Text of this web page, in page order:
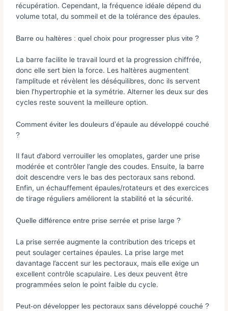
récupération. Cependant, la fréquence idéale dépend du
volume total, du sommeil et de la tolérance des épaules.
Barre ou haltères : quel choix pour progresser plus vite ?
La barre facilite le travail lourd et la progression chiffrée,
donc elle sert bien la force. Les haltères augmentent
l’amplitude et révèlent les déséquilibres, donc ils servent
bien l’hypertrophie et la symétrie. Alterner les deux sur des
cycles reste souvent la meilleure option.
Comment éviter les douleurs d’épaule au développé couché
?
Il faut d’abord verrouiller les omoplates, garder une prise
modérée et contrôler l’angle des coudes. Ensuite, la barre
doit descendre vers le bas des pectoraux sans rebond.
Enfin, un échauffement épaules/rotateurs et des exercices
de tirage réguliers améliorent la stabilité et la sécurité.
Quelle différence entre prise serrée et prise large ?
La prise serrée augmente la contribution des triceps et
peut soulager certaines épaules. La prise large met
davantage l’accent sur les pectoraux, mais elle exige un
excellent contrôle scapulaire. Les deux peuvent être
programmées selon le point faible du cycle.
Peut-on développer les pectoraux sans développé couché ?